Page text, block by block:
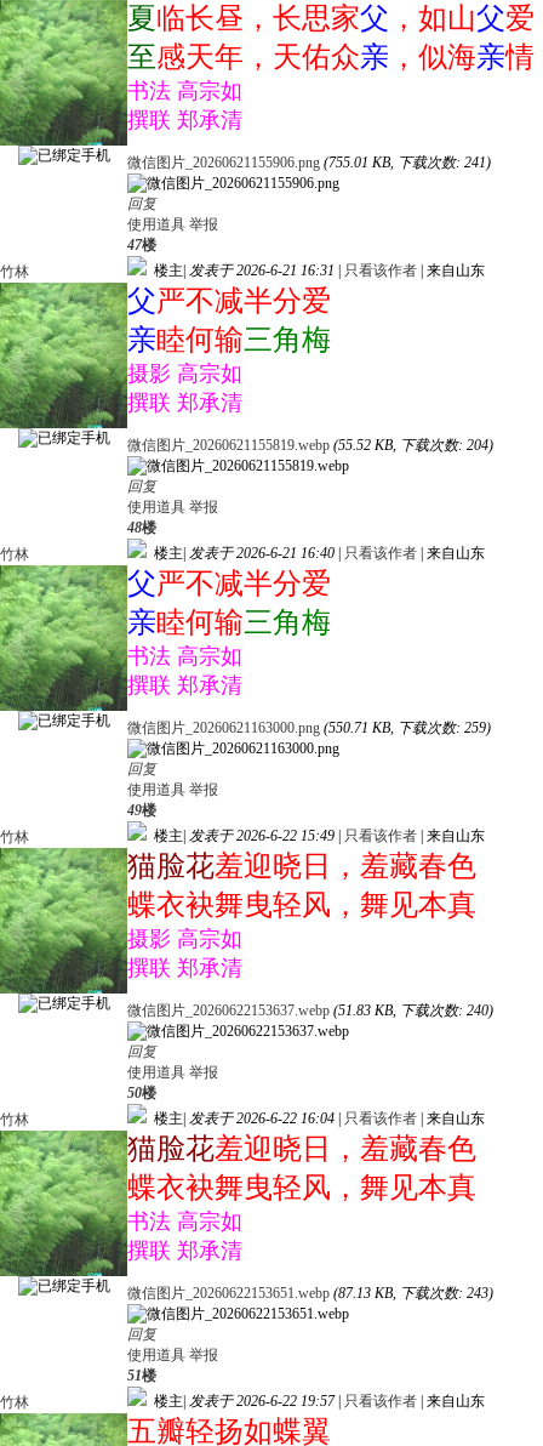
夏临长昼，长思家父 ，如山父爱
至感天年，天佑众亲 ，似海亲情
书法 高宗如
撰联 郑承清
微信图片_20260621155906.png (755.01 KB, 下载次数: 241)
回复
使用道具 举报
竹林
47楼
楼主 发表于 2026-6-21 16:31 只看该作者 来自山东
父严不减半分爱
亲睦何输三角梅
摄影 高宗如
撰联 郑承清
微信图片_20260621155819.webp (55.52 KB, 下载次数: 204)
回复
使用道具 举报
竹林
48楼
楼主 发表于 2026-6-21 16:40 只看该作者 来自山东
父严不减半分爱
亲睦何输三角梅
书法 高宗如
撰联 郑承清
微信图片_20260621163000.png (550.71 KB, 下载次数: 259)
回复
使用道具 举报
竹林
49楼
楼主 发表于 2026-6-22 15:49 只看该作者 来自山东
猫脸花羞迎晓日，羞藏春色
蝶衣袂舞曳轻风，舞见本真
摄影 高宗如
撰联 郑承清
微信图片_20260622153637.webp (51.83 KB, 下载次数: 240)
回复
使用道具 举报
竹林
50楼
楼主 发表于 2026-6-22 16:04 只看该作者 来自山东
猫脸花羞迎晓日，羞藏春色
蝶衣袂舞曳轻风，舞见本真
书法 高宗如
撰联 郑承清
微信图片_20260622153651.webp (87.13 KB, 下载次数: 243)
回复
使用道具 举报
竹林
51楼
楼主 发表于 2026-6-22 19:57 只看该作者 来自山东
五瓣轻扬如蝶翼